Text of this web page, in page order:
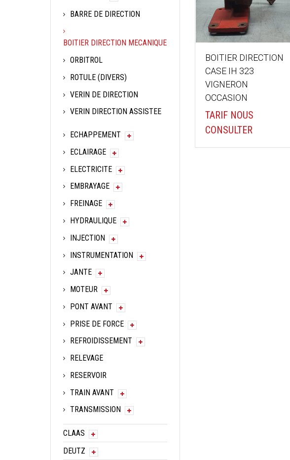
BOITIER DIRECTION
CASE IH 323
VIGNERON
OCCASION
TARIF NOUS
CONSULTER
BARRE DE DIRECTION
BOITIER DIRECTION MECANIQUE
ORBITROL
ROTULE (DIVERS)
VERIN DE DIRECTION
VERIN DIRECTION ASSISTEE
ECHAPPEMENT
ECLAIRAGE
ELECTRICITE
EMBRAYAGE
FREINAGE
HYDRAULIQUE
INJECTION
INSTRUMENTATION
JANTE
MOTEUR
PONT AVANT
PRISE DE FORCE
REFROIDISSEMENT
RELEVAGE
RESERVOIR
TRAIN AVANT
TRANSMISSION
CLAAS
DEUTZ